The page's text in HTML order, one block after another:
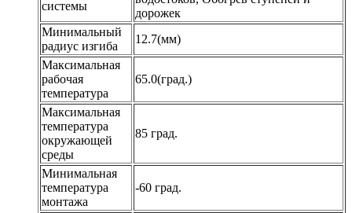
системы
дорожек
Минимальный
радиус изгиба
12.7(мм)
Максимальная
рабочая
температура
65.0(град.)
Максимальная
температура
окружающей
среды
85 град.
Минимальная
температура
монтажа
-60 град.